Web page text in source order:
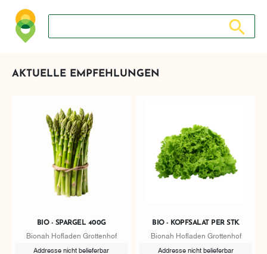
Suche nach: Zum Beispiel Wein, Fleisch, Keramik,
Suche
AKTUELLE EMPFEHLUNGEN
BIO - SPARGEL 400G
Bionah Hofladen Grottenhof
Addresse nicht belieferbar
BIO - KOPFSALAT PER STK.
Bionah Hofladen Grottenhof
Addresse nicht belieferbar